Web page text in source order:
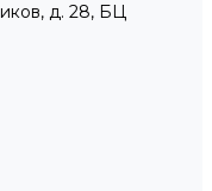
д. 28, БЦ